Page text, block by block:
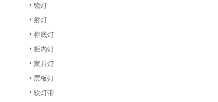
• 镜灯
• 射灯
• 柜底灯
• 柜内灯
• 家具灯
• 层板灯
• 软灯带